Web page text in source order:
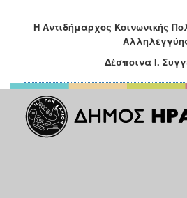
Κοινότητας
Κοινωνικό
Παντοπωλείο
Ισότητα
των
Η Αντιδήμαρχος Κοινωνικής
Δέσποινα Ι.